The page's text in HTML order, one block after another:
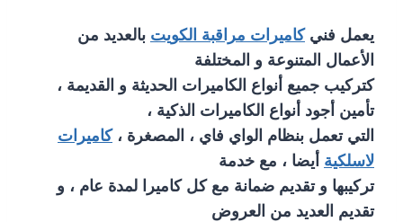
يعمل فنيكاميرات مراقبة الكويت بالعديد من
الأعمال المتنوعة و المختلفة
كتركيب جميع أنواع الكاميرات الحديثة و القديمة ،
تأمين أجود أنواع الكاميرات الذكية ،
التي تعمل بنظام الواي فاي ، المصغرة ،كاميرات
لاسلكية أيضا ، مع خدمة
تركيبها و تقديم ضمانة مع كل كاميرا لمدة عام ، و
تقديم العديد من العروض